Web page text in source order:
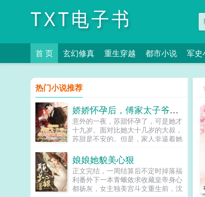
TXT电子书
首 页 玄幻修真 重生穿越 都市小说 军史
热门小说推荐
娇娇怀孕后，傅家太子爷每天按时回家
意外的一夜，苏甜怀孕了，可是她才
十九岁。面对比她大十几岁的大叔，
苏甜是不安的。但是，家人非逼着她
能联系大叔。大叔却一口肯定，让她
把孩子生下来，并且亲自上门提亲。
被势力父母侮辱拿不出彩礼的大叔转
头吩咐助理带着六百万现金上门。泼
天的富贵瞬间砸晕了势力父母。彩礼
娘娘她貌美心狠
正文完结，一周结算后不定时掉落福
利番外下一本青蛾敛求收藏皇帝身心
都扬灰，女主独美宫斗文重生前，沈